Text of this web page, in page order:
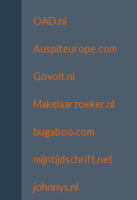
OAD.nl
Auspiteurope.com
Govolt.nl
Makelaarzoeker.nl
bugaboo.com
mijntijdschrift.net
johnnys.nl